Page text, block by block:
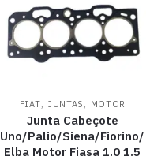
FIAT, JUNTAS , MOTOR
Junta Cabeçote
Uno/Palio/Siena/Fiorino/
Elba Motor Fiasa 1.0 1.5